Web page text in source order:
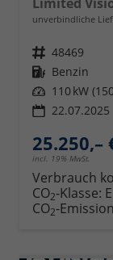
unverbindliche
Fahrzeugnr. 48469
Kraftstoff Benzin
Leistung 110 kW
22.07.2025
25.250,–
incl. 19% MwSt.
Verbrauch
CO2-Klasse: E
CO2-